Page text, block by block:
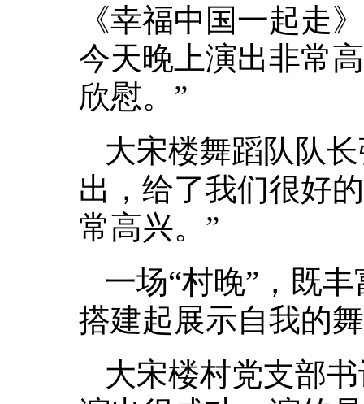
《幸福中国一起走
今天晚上演出非常
欣慰。”
大宋楼舞蹈队队
出，给了我们很好
常高兴。”
一场“村晚”，既
搭建起展示自我的
大宋楼村党支部